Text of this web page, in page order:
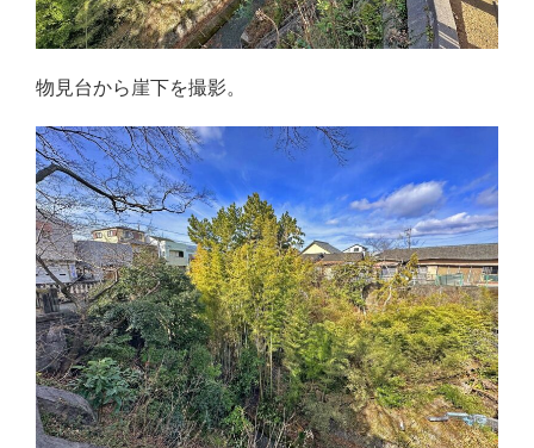
物見台から崖下を撮影。